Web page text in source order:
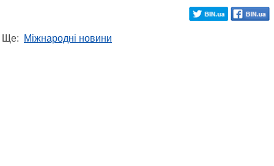
Ще: Міжнародні новини